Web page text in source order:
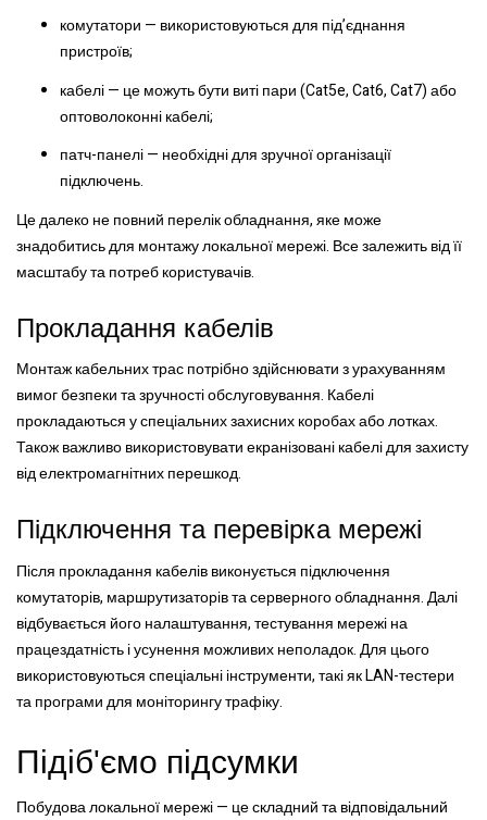
комутатори — використовуються для під’єднання
пристроїв;
кабелі — це можуть бути виті пари (Cat5e, Cat6, Cat7) або
оптоволоконні кабелі;
патч-панелі — необхідні для зручної організації
підключень.
Це далеко не повний перелік обладнання, яке може
знадобитись для монтажу локальної мережі. Все залежить від її
масштабу та потреб користувачів.
Прокладання кабелів
Монтаж кабельних трас потрібно здійснювати з урахуванням
вимог безпеки та зручності обслуговування. Кабелі
прокладаються у спеціальних захисних коробах або лотках.
Також важливо використовувати екранізовані кабелі для захисту
від електромагнітних перешкод.
Підключення та перевірка мережі
Після прокладання кабелів виконується підключення
комутаторів, маршрутизаторів та серверного обладнання. Далі
відбувається його налаштування, тестування мережі на
працездатність і усунення можливих неполадок. Для цього
використовуються спеціальні інструменти, такі як LAN-тестери
та програми для моніторингу трафіку.
Підіб'ємо підсумки
Побудова локальної мережі — це складний та відповідальний